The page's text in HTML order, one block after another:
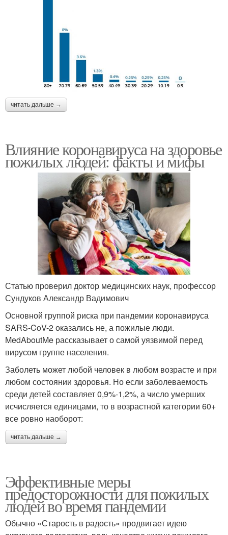
читать дальше →
Влияние коронавируса на здоровье
пожилых людей: факты и мифы
Статью проверил доктор медицинских наук, профессор
Сундуков Александр Вадимович
Основной группой риска при пандемии коронавируса
SARS-CoV-2 оказались не, а пожилые люди.
MedAboutMe рассказывает о самой уязвимой перед
вирусом группе населения.
Заболеть может любой человек в любом возрасте и при
любом состоянии здоровья. Но если заболеваемость
среди детей составляет 0,9%-1,2%, а число умерших
исчисляется единицами, то в возрастной категории 60+
все ровно наоборот:
читать дальше →
Эффективные меры
предосторожности для пожилых
людей во время пандемии
Обычно «Старость в радость» продвигает идею